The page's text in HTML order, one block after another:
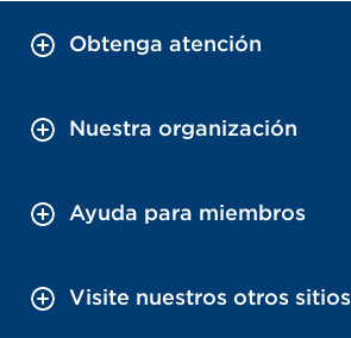
Obtenga atención
Nuestra organización
Ayuda para miembros
Visite nuestros otros sitios